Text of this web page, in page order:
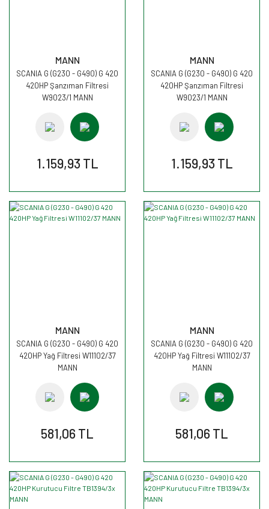
MANN
SCANIA G (G230 - G490) G 420
420HP Şanzıman Filtresi
W9023/1 MANN
1.159,93 TL
MANN
SCANIA G (G230 - G490) G 420
420HP Şanzıman Filtresi
W9023/1 MANN
1.159,93 TL
MANN
SCANIA G (G230 - G490) G 420
420HP Yağ Filtresi W11102/37
MANN
581,06 TL
MANN
SCANIA G (G230 - G490) G 420
420HP Yağ Filtresi W11102/37
MANN
581,06 TL